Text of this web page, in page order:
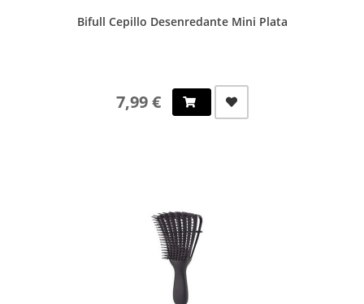
Bifull Cepillo Desenredante Mini Plata
7,99 €